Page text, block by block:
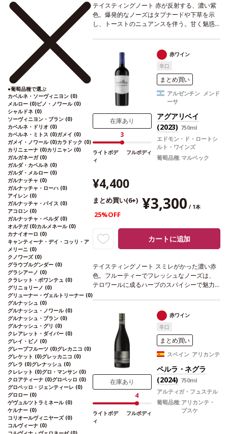
●葡萄品種で選ぶ
カベルネ・ソーヴィニヨン (0)
メルロー (0)ピノ・ノワール (0)
シャルドネ (0)
ソーヴィニヨン・ブラン (0)
カベルネ・ドリオ (0)
カベルネ・ミトス (0)ガメイ (0)
ガメイ・ノワール (0)カラドック (0)
カリニェーナ (0)カリニャン (0)
ガルガネーガ (0)
ガルダ・カベルネ (0)
ガルダ・メルロー (0)
ガルナッチャ (0)
ガルナッチャ・ローハ (0)
アイレン (0)
ガルナッチャ・パイス (0)
アコロン (0)
ガルナッチャ・ペルダ (0)
オルテガ (0)カルメネール (0)
カナイオーロ (0)
キャンティーナ・デイ・コッリ・ア
メリーニ (0)
クノワーズ (0)
グラウブルグンダー (0)
グラシアーノ (0)
クラレット・ボワンテュ (0)
グリニョリーノ (0)
グリューナー・ヴェルトリーナー (0)
グルナッシュ (0)
グルナッシュ・ノワール (0)
グルナッシュ・ブラン (0)
グルナッシュ・グリ (0)
クレアレット・ダイバー (0)
グレイ・ピノ (0)
グレープフルーツ (0)グレカニコ (0)
グレケット (0)グレッカニコ (0)
グレラ (0)グレナッシュ (0)
クレレット (0)グロ・マンサン (0)
クロアティーナ (0)グロペッロ (0)
グロペッロ・ジェンティーレ (0)
グロロー (0)
ゲヴュルツトラミネール (0)
ケルナー (0)
コリオールヴィニヤーズ (0)
コルヴィーナ (0)
テイスティングノート 赤が反射する、濃い紫
色。爆発的なノーズはタプナードや下草を示
し、トーストのニュアンスを伴う。甘く魅惑
いたブラックオリーブの複雑なアロマが広が
り、美しいバランスと余韻が続く。甘味とフ
ェノールのストラクチャーが、キュヴェに見
事な骨格を与えている。長期熟成に適した逸
合う料理
赤身肉、グリルした家きん料理
のソースや熟成チーズ添え葡萄品種
ムールヴェードル
*本ヴィンテージが在庫切れ
の場合、在庫があり価格が同様の場合は自動
的に次のヴィンテージに変更されます、ご了
承ください。
在庫あり
3
ライトボデ
ィ
フルボディ
赤ワイン
辛口
まとめ買い
アルゼンチン メンド
ーサ
アグアリベイ
(2023) 750ml
エドモン・ド・ロートシ
ルト・ワインズ
葡萄品種: マルベック
¥4,400
まとめ買い(6+) ¥3,300 / 1本
25%OFF
カートに追加
テイスティングノート スミレがかった濃い赤
色。フルーティーでフレッシュなノーズは、
テロワールに成るハーブのスパイシーで魅力
味わいは、甘いタンニンと適度な酸味のバラ
ンスを持つ。オーク（バニラ）の香りが続
き、複雑さを増し、際立ったマルベックの特
徴を表す。若く、フレッシュでフルーティー
なワイン。
合う料理
グリルした肉、フランス
産のチーズ。中華料理−牛肉の黒胡椒炒め、日
本料理：肉の鉄板焼き、韓国料理：砂糖や蜂
蜜が少なめのプルコギなどと好相性葡萄品種
マルベック 100%*本ヴィンテージが在庫切れ
の場合、在庫があり価格が同様の場合は自動
的に次のヴィンテージに変更されます、ご了
承ください。
在庫あり
4
ライトボデ
ィ
フルボディ
赤ワイン
辛口
まとめ買い
スペイン アリカンテ
ペルラ・ネグラ
(2024) 750ml
アルティガ・フュステル
葡萄品種: アリカンテ・
ブスケ